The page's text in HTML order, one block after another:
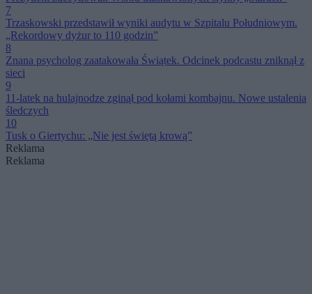
7
Trzaskowski przedstawił wyniki audytu w Szpitalu Południowym.
„Rekordowy dyżur to 110 godzin”
8
Znana psycholog zaatakowała Świątek. Odcinek podcastu zniknął z
sieci
9
11-latek na hulajnodze zginął pod kołami kombajnu. Nowe ustalenia
śledczych
10
Tusk o Giertychu: „Nie jest świętą krową”
Reklama
Reklama